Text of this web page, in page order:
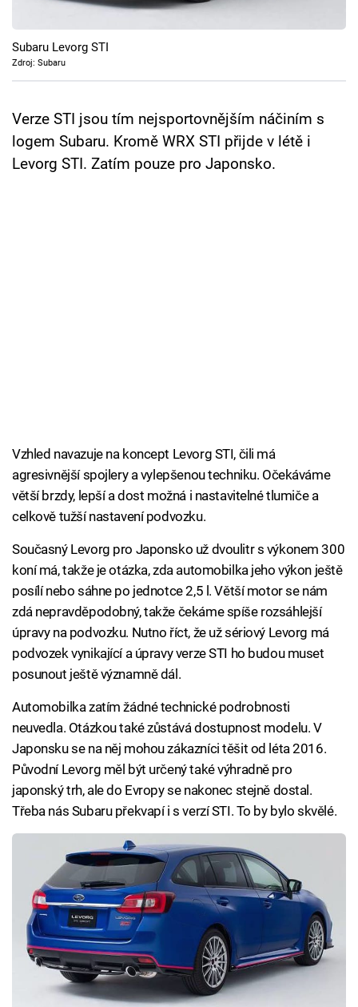
Pořady
Sledujte prima+
Subaru Levorg STI
Zdroj: Subaru
Verze STI jsou tím nejsportovnějším náčiním s
logem Subaru. Kromě WRX STI přijde v létě i
Levorg STI. Zatím pouze pro Japonsko.
Vzhled navazuje na koncept Levorg STI, čili má
agresivnější spojlery a vylepšenou techniku. Očekáváme
větší brzdy, lepší a dost možná i nastavitelné tlumiče a
celkově tužší nastavení podvozku.
Současný Levorg pro Japonsko už dvoulitr s výkonem 300
koní má, takže je otázka, zda automobilka jeho výkon ještě
posílí nebo sáhne po jednotce 2,5 l. Větší motor se nám
zdá nepravděpodobný, takže čekáme spíše rozsáhlejší
úpravy na podvozku. Nutno říct, že už sériový Levorg má
podvozek vynikající a úpravy verze STI ho budou muset
posunout ještě významně dál.
Automobilka zatím žádné technické podrobnosti
neuvedla. Otázkou také zůstává dostupnost modelu. V
Japonsku se na něj mohou zákazníci těšit od léta 2016.
Původní Levorg měl být určený také výhradně pro
japonský trh, ale do Evropy se nakonec stejně dostal.
Třeba nás Subaru překvapí i s verzí STI. To by bylo skvělé.